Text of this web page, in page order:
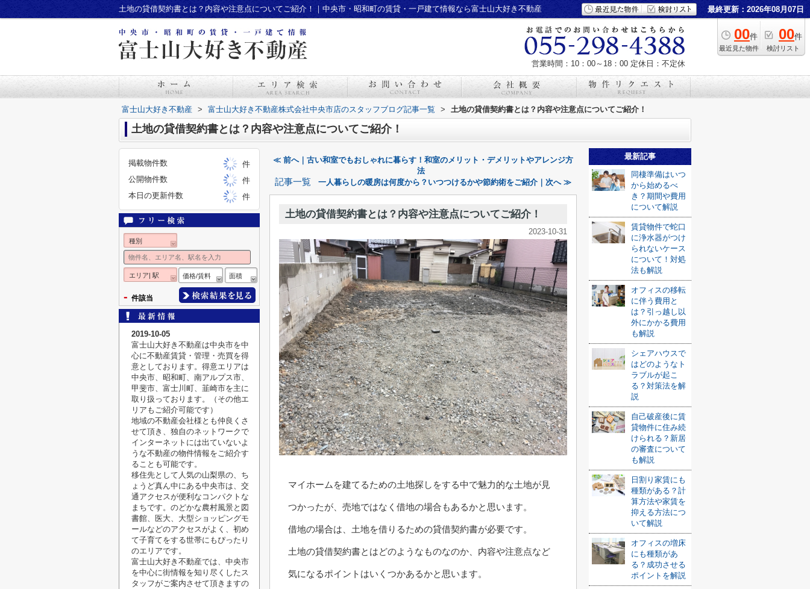
土地の貸借契約書とは？内容や注意点についてご紹介！｜中央市・昭和町の賃貸・一戸建て情報なら富士山大好き不動産 最終更新：2026年08月07日
00件
最近見た物件
00件
検討リスト
営業時間：10：00～18：00 定休日：不定休
富士山大好き不動産 > 富士山大好き不動産株式会社中央市店のスタッフブログ記事一覧 > 土地の貸借契約書とは？内容や注意点についてご紹介！
土地の貸借契約書とは？内容や注意点についてご紹介！
≪ 前へ｜古い和室でもおしゃれに暮らす！和室のメリット・デメリットやアレンジ方
法
記事一覧 一人暮らしの暖房は何度から？いつつけるかや節約術をご紹介｜次へ ≫
土地の貸借契約書とは？内容や注意点についてご紹介！
2023-10-31
マイホームを建てるための土地探しをする中で魅力的な土地が見
つかったが、売地ではなく借地の場合もあるかと思います。
借地の場合は、土地を借りるための貸借契約書が必要です。
土地の貸借契約書とはどのようなものなのか、内容や注意点など
気になるポイントはいくつかあるかと思います。
最新記事
同棲準備はいつ
から始めるべ
き？期間や費用
について解説
賃貸物件で蛇口
に浄水器がつけ
られないケース
について！対処
法も解説
オフィスの移転
に伴う費用と
は？引っ越し以
外にかかる費用
も解説
シェアハウスで
はどのようなト
ラブルが起こ
る？対策法を解
説
自己破産後に賃
貸物件に住み続
けられる？新居
の審査について
も解説
日割り家賃にも
種類がある？計
算方法や家賃を
抑える方法につ
いて解説
オフィスの増床
にも種類があ
る？成功させる
ポイントを解説
掲載物件数
件
公開物件数
件
本日の更新件数
件
種別
エリア| 駅 価格/賃料 面積
- 件該当
2019-10-05
富士山大好き不動産は中央市を中
心に不動産賃貸・管理・売買を得
意としております。得意エリアは
中央市、昭和町、南アルプス市、
甲斐市、富士川町、韮崎市を主に
取り扱っております。（その他エ
リアもご紹介可能です）
地域の不動産会社様とも仲良くさ
せて頂き、独自のネットワークで
インターネットには出ていないよ
うな不動産の物件情報をご紹介す
ることも可能です。
移住先として人気の山梨県の、ち
ょうど真ん中にある中央市は、交
通アクセスが便利なコンパクトな
まちです。のどかな農村風景と図
書館、医大、大型ショッピングモ
ールなどのアクセスがよく、初め
て子育てをする世帯にもぴったり
のエリアです。
富士山大好き不動産では、中央市
を中心に街情報を知り尽くしたス
タッフがご案内させて頂きますの